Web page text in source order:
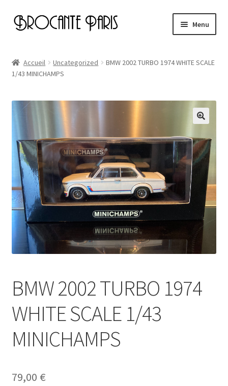
Aller
navigation
Aller
au
Menu
Cart
Checkout
Page d’exemple
Accueil Uncategorized
BMW 2002 TURBO 1974 WHITE SCALE
1/43 MINICHAMPS
BMW 2002 TURBO 1974
WHITE SCALE 1/43
MINICHAMPS
79,00 €